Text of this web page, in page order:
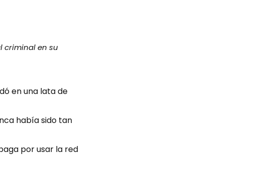
criminal en su
en una lata de
había sido tan
por usar la red